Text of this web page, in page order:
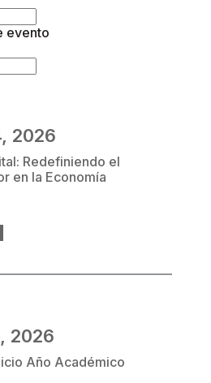
evento
2026
Redefiniendo el
en la Economía
2026
Año Académico